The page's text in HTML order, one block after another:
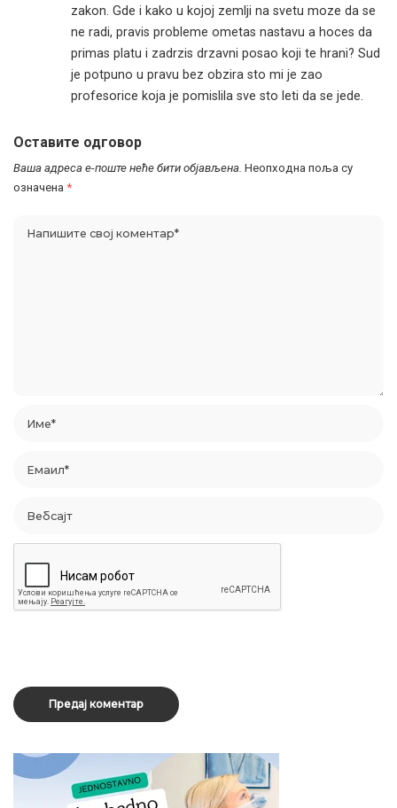
zakon. Gde i kako u kojoj zemlji na svetu moze da se
ne radi, pravis probleme ometas nastavu a hoces da
primas platu i zadrzis drzavni posao koji te hrani? Sud
je potpuno u pravu bez obzira sto mi je zao
profesorice koja je pomislila sve sto leti da se jede.
Оставите одговор
Ваша адреса е-поште неће бити објављена. Неопходна поља су
означена *